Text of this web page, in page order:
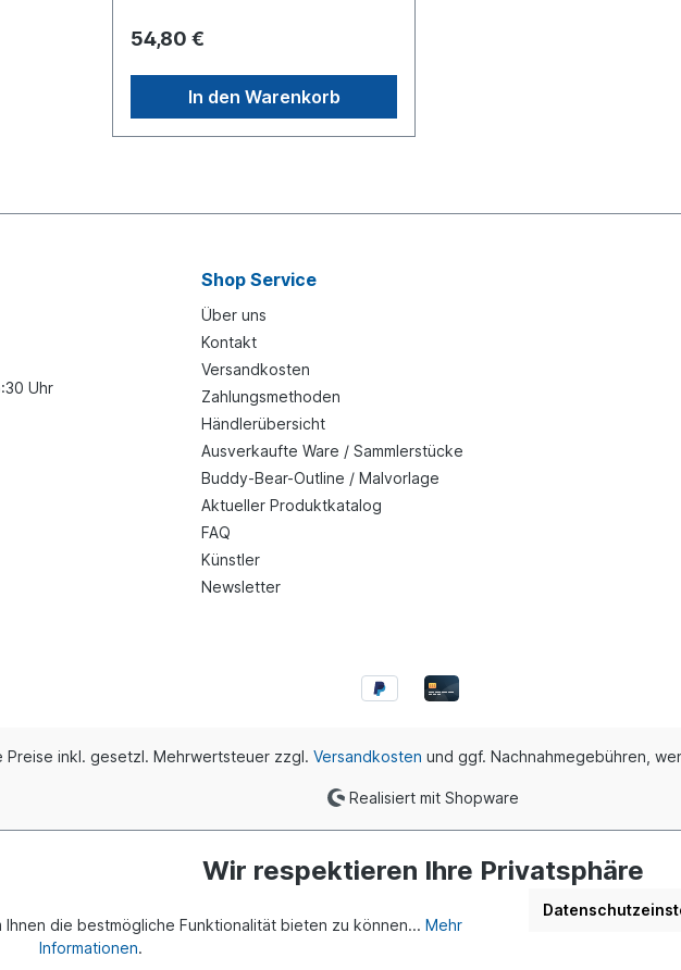
perfekten DIY-Buddy Bären-Malset
22 cm) mit Glasplatte. Pinsel x3 und
Acryl Farben x6.
54,80 €
In den Warenkorb
Uhr
Shop Service
Über uns
Kontakt
Versandkosten
Zahlungsmethoden
Händlerübersicht
Ausverkaufte Ware / Sammlerstücke
Buddy-Bear-Outline / Malvorlage
Aktueller Produktkatalog
FAQ
Künstler
Newsletter
Preise inkl. gesetzl. Mehrwertsteuer zzgl. Versandkosten und ggf. Nachnahmegebühren,
Realisiert mit Shopware
Wir respektieren Ihre Privatsphäre
die bestmögliche Funktionalität bieten zu können... Mehr
Informationen.